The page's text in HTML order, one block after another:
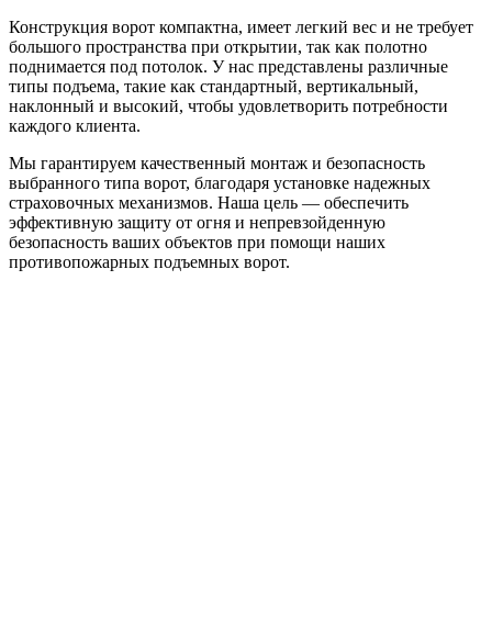
Конструкция ворот компактна, имеет легкий вес и не требует
большого пространства при открытии, так как полотно
поднимается под потолок. У нас представлены различные
типы подъема, такие как стандартный, вертикальный,
наклонный и высокий, чтобы удовлетворить потребности
каждого клиента.
Мы гарантируем качественный монтаж и безопасность
выбранного типа ворот, благодаря установке надежных
страховочных механизмов. Наша цель — обеспечить
эффективную защиту от огня и непревзойденную
безопасность ваших объектов при помощи наших
противопожарных подъемных ворот.